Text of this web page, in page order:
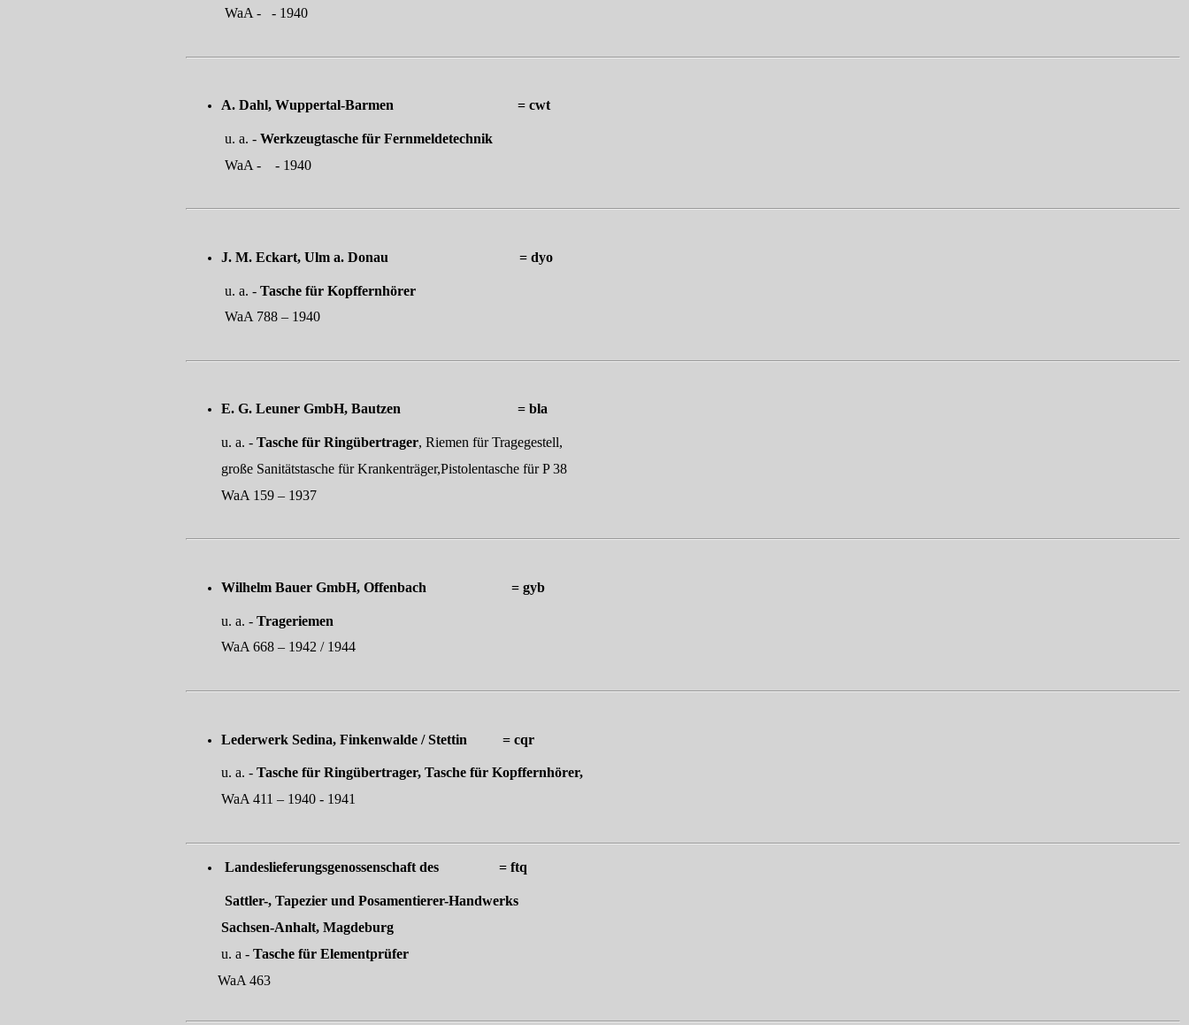
WaA - - 1940
A. Dahl, Wuppertal-Barmen = cwt
u. a. - Werkzeugtasche für Fernmeldetechnik
WaA - - 1940
J. M. Eckart, Ulm a. Donau = dyo
u. a. - Tasche für Kopffernhörer
WaA 788 – 1940
E. G. Leuner GmbH, Bautzen = bla
u. a. - Tasche für Ringübertrager, Riemen für Tragegestell,
große Sanitätstasche für Krankenträger,Pistolentasche für P 38
WaA 159 – 1937
Wilhelm Bauer GmbH, Offenbach = gyb
u. a. - Trageriemen
WaA 668 – 1942 / 1944
Lederwerk Sedina, Finkenwalde / Stettin = cqr
u. a. - Tasche für Ringübertrager, Tasche für Kopffernhörer,
WaA 411 – 1940 - 1941
Landeslieferungsgenossenschaft des = ftq
Sattler-, Tapezier und Posamentierer-Handwerks
Sachsen-Anhalt, Magdeburg
u. a - Tasche für Elementprüfer
WaA 463